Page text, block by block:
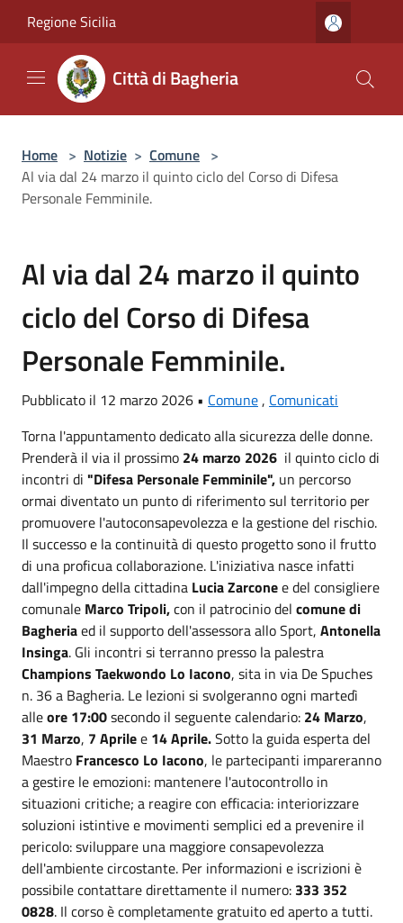
Regione Sicilia
Città di Bagheria
Home > Notizie > Comune >
Al via dal 24 marzo il quinto ciclo del Corso di Difesa
Personale Femminile.
Al via dal 24 marzo il quinto
ciclo del Corso di Difesa
Personale Femminile.
Pubblicato il 12 marzo 2026 • Comune , Comunicati
Torna l'appuntamento dedicato alla sicurezza delle donne.
Prenderà il via il prossimo 24 marzo 2026 il quinto ciclo di
incontri di "Difesa Personale Femminile", un percorso
ormai diventato un punto di riferimento sul territorio per
promuovere l'autoconsapevolezza e la gestione del rischio.
Il successo e la continuità di questo progetto sono il frutto
di una proficua collaborazione. L'iniziativa nasce infatti
dall'impegno della cittadina Lucia Zarconee del consigliere
comunale Marco Tripoli,con il patrocinio del comune di
Bagheriaed il supporto dell'assessora allo Sport, Antonella
Insinga. Gli incontri si terranno presso la palestra
Champions Taekwondo Lo Iacono, sita in via De Spuches
n. 36 a Bagheria. Le lezioni si svolgeranno ogni martedì
alleore 17:00secondo il seguente calendario: 24 Marzo,
31 Marzo, 7 Aprilee 14 Aprile.Sotto la guida esperta del
Maestro Francesco Lo Iacono, le partecipanti impareranno
a gestire le emozioni: mantenere l'autocontrollo in
situazioni critiche; a reagire con efficacia: interiorizzare
soluzioni istintive e movimenti semplici ed a prevenire il
pericolo: sviluppare una maggiore consapevolezza
dell'ambiente circostante. Per informazioni e iscrizioni è
possibile contattare direttamente il numero: 333 352
0828. Il corso è completamente gratuito ed aperto a tutti.